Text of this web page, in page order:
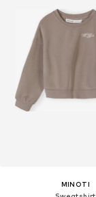
MINOTI